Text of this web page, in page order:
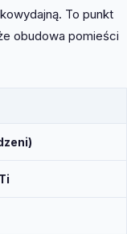
To punkt
obudowa pomieści